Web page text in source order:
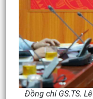
Đồng chí GS.TS.